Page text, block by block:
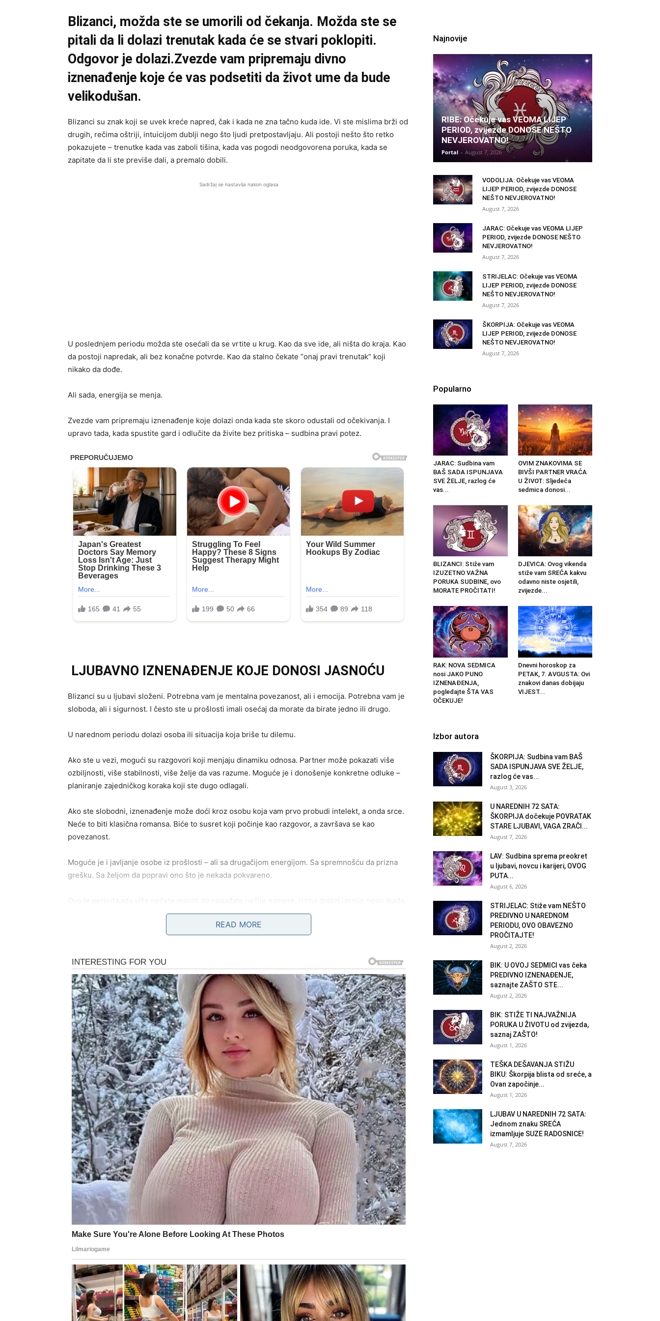
Blizanci, možda ste se umorili od čekanja. Možda ste se
pitali da li dolazi trenutak kada će se stvari poklopiti.
Odgovor je dolazi.Zvezde vam pripremaju divno
iznenađenje koje će vas podsetiti da život ume da bude
velikodušan.
Blizanci su znak koji se uvek kreće napred, čak i kada ne zna tačno kuda ide. Vi ste mislima brži od
drugih, rečima oštriji, intuicijom dublji nego što ljudi pretpostavljaju. Ali postoji nešto što retko
pokazujete – trenutke kada vas zaboli tišina, kada vas pogodi neodgovorena poruka, kada se
zapitate da li ste previše dali, a premalo dobili.
Sadržaj se nastavlja nakon oglasa
U poslednjem periodu možda ste osećali da se vrtite u krug. Kao da sve ide, ali ništa do kraja. Kao
da postoji napredak, ali bez konačne potvrde. Kao da stalno čekate “onaj pravi trenutak” koji
nikako da dođe.
Ali sada, energija se menja.
Zvezde vam pripremaju iznenađenje koje dolazi onda kada ste skoro odustali od očekivanja. I
upravo tada, kada spustite gard i odlučite da živite bez pritiska – sudbina pravi potez.
LJUBAVNO IZNENAĐENJE KOJE DONOSI JASNOĆU
Blizanci su u ljubavi složeni. Potrebna vam je mentalna povezanost, ali i emocija. Potrebna vam je
sloboda, ali i sigurnost. I često ste u prošlosti imali osećaj da morate da birate jedno ili drugo.
U narednom periodu dolazi osoba ili situacija koja briše tu dilemu.
Ako ste u vezi, mogući su razgovori koji menjaju dinamiku odnosa. Partner može pokazati više
ozbiljnosti, više stabilnosti, više želje da vas razume. Moguće je i donošenje konkretne odluke –
planiranje zajedničkog koraka koji ste dugo odlagali.
Ako ste slobodni, iznenađenje može doći kroz osobu koja vam prvo probudi intelekt, a onda srce.
Neće to biti klasična romansa. Biće to susret koji počinje kao razgovor, a završava se kao
povezanost.
Moguće je i javljanje osobe iz prošlosti – ali sa drugačijom energijom. Sa spremnošću da prizna
grešku. Sa željom da popravi ono što je nekada pokvareno.
POSLOVNO IZNENAĐENJE – PRILIKA KOJA OTVARA
Blizanci su rođeni komunikatori. Ideje vam dolaze lako. Ali u poslednje vreme možda ste imali
osećaj da vaš potencijal nije iskorišćen do kraja.
Zvezde sada pomeraju situaciju.
Moguće je:
neočekivana poslovna ponuda
projekat koji dolazi preko poznanstva
saradnja koja donosi finansijski rast
prilika za promenu pravca koji vam više odgovara
Ovo iznenađenje može doći kroz razgovor koji na prvi pogled deluje običan. Ali nemojte ga
potceniti. U njemu se krije šansa.
Finansijska situacija može početi da se stabilizuje. Nije nužno da dolazi ogroman dobitak – ali
dolazi sigurnost, dolazi osećaj da stvari idu u pravcu rasta.
UNUTRAŠNJA PROMENA – NAJVEĆE ČUDO
Možda najlepše iznenađenje neće biti spolja, već iznutra.
Osetićete da ste mirniji. Da manje analizirate. Da manje preispitujete svaku situaciju. Kao da vam
se vraća poverenje u tok života.
READ MORE
Najnovije
RIBE: Očekuje vas VEOMA LIJEP
PERIOD, zvijezde DONOSE NEŠTO
NEVJEROVATNO!
Portal - August 7, 2026
VODOLIJA: Očekuje vas VEOMA
LIJEP PERIOD, zvijezde DONOSE
NEŠTO NEVJEROVATNO!
August 7, 2026
JARAC: Očekuje vas VEOMA LIJEP
PERIOD, zvijezde DONOSE NEŠTO
NEVJEROVATNO!
August 7, 2026
STRIJELAC: Očekuje vas VEOMA
LIJEP PERIOD, zvijezde DONOSE
NEŠTO NEVJEROVATNO!
August 7, 2026
ŠKORPIJA: Očekuje vas VEOMA
LIJEP PERIOD, zvijezde DONOSE
NEŠTO NEVJEROVATNO!
August 7, 2026
Popularno
JARAC: Sudbina vam
BAŠ SADA ISPUNJAVA
SVE ŽELJE, razlog će
vas...
OVIM ZNAKOVIMA SE
BIVŠI PARTNER VRAĆA
U ŽIVOT: Sljedeća
sedmica donosi...
BLIZANCI: Stiže vam
IZUZETNO VAŽNA
PORUKA SUDBINE, ovo
MORATE PROČITATI!
DJEVICA: Ovog vikenda
stiže vam SREĆA kakvu
odavno niste osjetili,
zvijezde...
RAK: NOVA SEDMICA
nosi JAKO PUNO
IZNENAĐENJA,
pogledajte ŠTA VAS
OČEKUJE!
Dnevni horoskop za
PETAK, 7. AVGUSTA: Ovi
znakovi danas dobijaju
VIJEST...
Izbor autora
ŠKORPIJA: Sudbina vam BAŠ
SADA ISPUNJAVA SVE ŽELJE,
razlog će vas...
August 3, 2026
U NAREDNIH 72 SATA:
ŠKORPIJA dočekuje POVRATAK
STARE LJUBAVI, VAGA ZRAČI...
August 7, 2026
LAV: Sudbina sprema preokret
u ljubavi, novcu i karijeri, OVOG
PUTA...
August 6, 2026
STRIJELAC: Stiže vam NEŠTO
PREDIVNO U NAREDNOM
PERIODU, OVO OBAVEZNO
PROČITAJTE!
August 2, 2026
BIK: U OVOJ SEDMICI vas čeka
PREDIVNO IZNENAĐENJE,
saznajte ZAŠTO STE...
August 2, 2026
BIK: STIŽE TI NAJVAŽNIJA
PORUKA U ŽIVOTU od zvijezda,
saznaj ZAŠTO!
August 1, 2026
TEŠKA DEŠAVANJA STIŽU
BIKU: Škorpija blista od sreće, a
Ovan započinje...
August 1, 2026
LJUBAV U NAREDNIH 72 SATA:
Jednom znaku SREĆA
izmamljuje SUZE RADOSNICE!
August 7, 2026